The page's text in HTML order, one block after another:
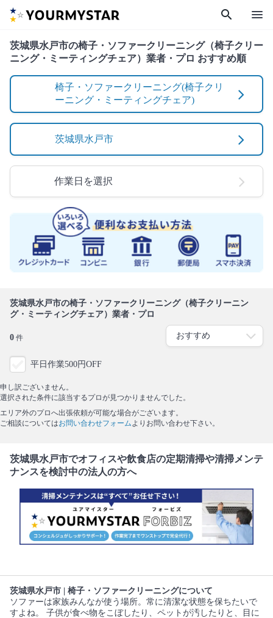
search menu
茨城県水戸市の椅子・ソファークリーニング（椅子クリー
ニング・ミーティングチェア）業者・プロ おすすめ順
椅子・ソファークリーニング(椅子クリ
ーニング・ミーティングチェア)
茨城県水戸市
作業日を選択
茨城県水戸市の椅子・ソファークリーニング（椅子クリーニン
グ・ミーティングチェア）業者・プロ
0 件
平日作業500円OFF
申し訳ございません。
選択された条件に該当するプロが見つかりませんでした。
エリア外のプロへ出張依頼が可能な場合がございます。
ご相談についてはお問い合わせフォーム よりお問い合わせ下さい。
茨城県水戸市でオフィスや飲食店の定期清掃や清掃メンテ
ナンスを検討中の法人の方へ
茨城県水戸市 | 椅子・ソファークリーニングについて
ソファーは家族みんなが使う場所。常に清潔な状態を保ちたいで
すよね。 子供が食べ物をこぼしたり、ペットが汚したりと、目に